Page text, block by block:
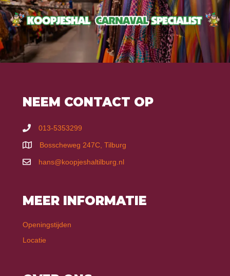
NEEM CONTACT OP
013-5353299
Bosscheweg 247C, Tilburg
hans@koopjeshaltilburg.nl
MEER INFORMATIE
Openingstijden
Locatie